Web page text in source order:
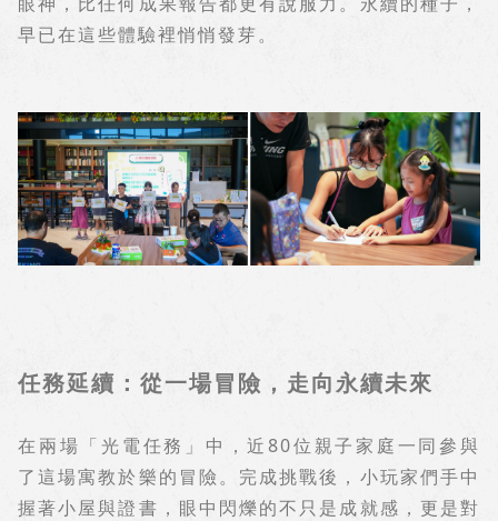
早已在這些體驗裡悄悄發芽。
任務延續：從一場冒險，走向永續未來
在兩場「光電任務」中，近 80位親子家庭一同參與
了這場寓教於樂的冒險。完成挑戰後，小玩家們手中
握著小屋與證書，眼中閃爍的不只是成就感，更是對